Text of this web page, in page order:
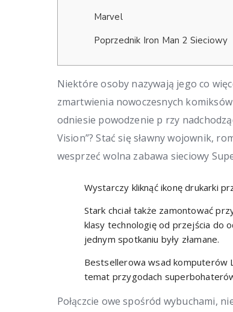
Marvel
Poprzednik Iron Man 2 Sieciowy
Niektóre osoby nazywają jego co
zmartwienia nowoczesnych
odniesie powodzenie p rzy
Vision”? Stać się sławny wojownik,
wesprzeć wolna zabawa sieciowy
Wystarczy kliknąć ikonę drukarki
Stark chciał także zamontować
klasy technologię od przejścia do
jednym spotkaniu były złamane.
Bestsellerowa wsad komputerów
temat przygodach
Połączcie owe spośród wybuchami,